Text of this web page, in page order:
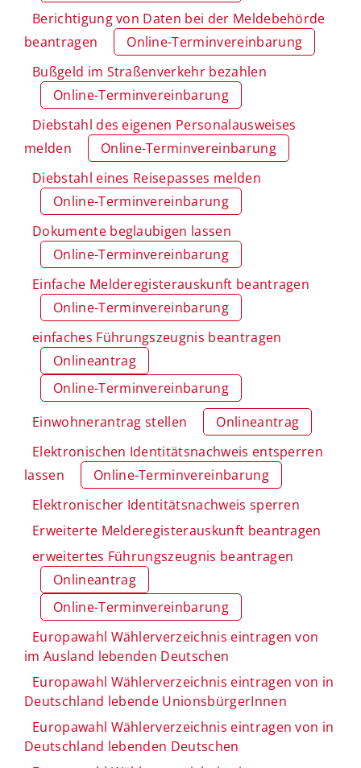
Berichtigung von Daten bei der Meldebehörde
beantragen
Online-Terminvereinbarung
Bußgeld im Straßenverkehr bezahlen
Online-Terminvereinbarung
Diebstahl des eigenen Personalausweises
melden
Online-Terminvereinbarung
Diebstahl eines Reisepasses melden
Online-Terminvereinbarung
Dokumente beglaubigen lassen
Online-Terminvereinbarung
Einfache Melderegisterauskunft beantragen
Online-Terminvereinbarung
einfaches Führungszeugnis beantragen
Onlineantrag
Online-Terminvereinbarung
Einwohnerantrag stellen
Onlineantrag
Elektronischen Identitätsnachweis entsperren
lassen
Online-Terminvereinbarung
Elektronischer Identitätsnachweis sperren
Erweiterte Melderegisterauskunft beantragen
erweitertes Führungszeugnis beantragen
Onlineantrag
Online-Terminvereinbarung
Europawahl Wählerverzeichnis eintragen von
im Ausland lebenden Deutschen
Europawahl Wählerverzeichnis eintragen von in
Deutschland lebende UnionsbürgerInnen
Europawahl Wählerverzeichnis eintragen von in
Deutschland lebenden Deutschen